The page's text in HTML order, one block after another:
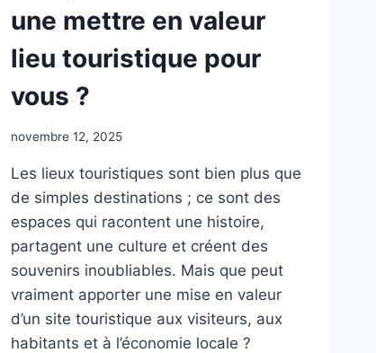
une mettre en valeur
lieu touristique pour
vous ?
novembre 12, 2025
Les lieux touristiques sont bien plus que
de simples destinations ; ce sont des
espaces qui racontent une histoire,
partagent une culture et créent des
souvenirs inoubliables. Mais que peut
vraiment apporter une mise en valeur
d’un site touristique aux visiteurs, aux
habitants et à l’économie locale ?